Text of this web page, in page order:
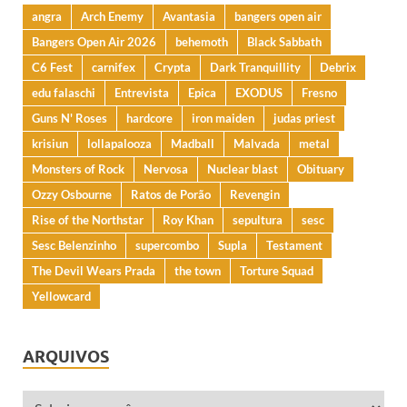
angra Arch Enemy Avantasia
bangers open air
Bangers Open Air 2026
behemoth
Black Sabbath
C6 Fest
carnifex Crypta Dark Tranquillity
Debrix
edu falaschi
Entrevista Epica EXODUS
Fresno
Guns N' Roses
hardcore iron maiden
judas priest
krisiun
lollapalooza Madball Malvada
metal
Monsters of Rock
Nervosa Nuclear blast
Obituary
Ozzy Osbourne
Ratos de Porão
Revengin
Rise of the Northstar
Roy Khan sepultura
sesc
Sesc Belenzinho
supercombo Supla
Testament
The Devil Wears Prada
the town
Torture Squad
Yellowcard
ARQUIVOS